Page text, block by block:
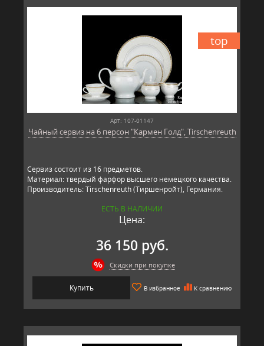
top
Арт: 107-01147
Чайный сервиз на 6 персон "Кармен Голд", Tirschenreuth
Сервиз состоит из 16 предметов.
Материал: твердый фарфор высшего немецкого качества.
Производитель: Tirschenreuth (Тиршенройт), Германия.
ЕСТЬ В НАЛИЧИИ
Цена:
36 150 руб.
Скидки при покупке
Купить В избранное К сравнению